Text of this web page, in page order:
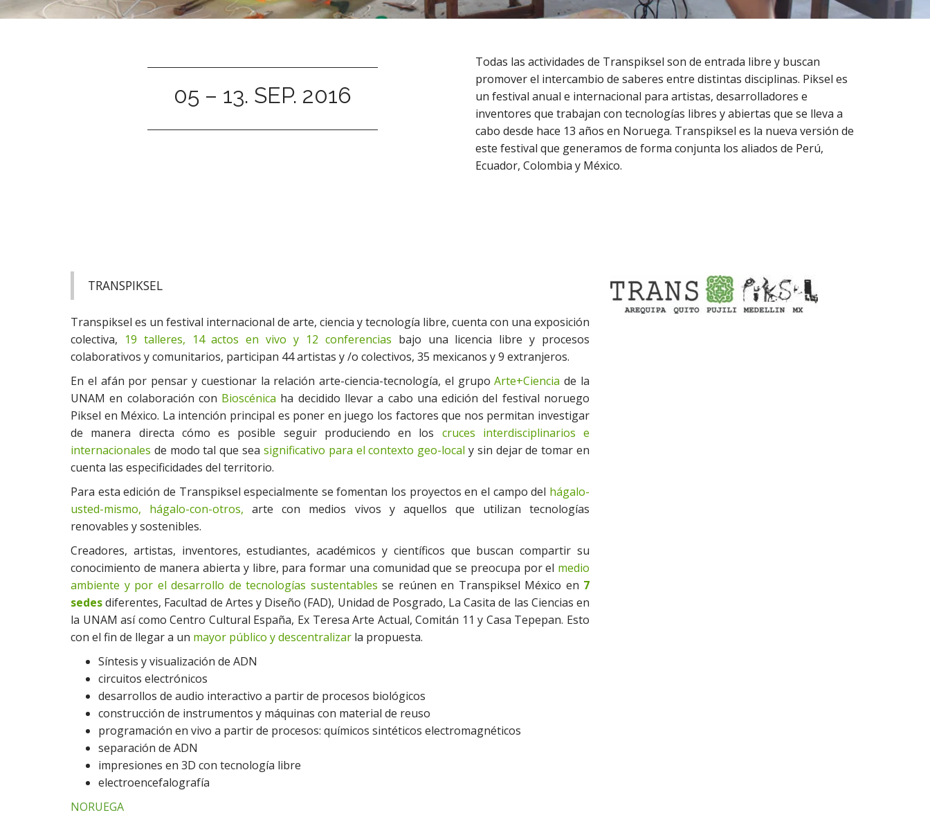
05 – 13. SEP. 2016
Todas las actividades de Transpiksel son de entrada libre y buscan
promover el intercambio de saberes entre distintas disciplinas. Piksel es
un festival anual e internacional para artistas, desarrolladores e
inventores que trabajan con tecnologías libres y abiertas que se lleva a
cabo desde hace 13 años en Noruega. Transpiksel es la nueva versión de
este festival que generamos de forma conjunta los aliados de Perú,
Ecuador, Colombia y México.
TRANSPIKSEL
Transpiksel es un festival internacional de arte, ciencia y tecnología libre, cuenta con una exposición
colectiva, 19 talleres, 14 actos en vivo y 12 conferencias bajo una licencia libre y procesos
colaborativos y comunitarios, participan 44 artistas y /o colectivos, 35 mexicanos y 9 extranjeros.
En el afán por pensar y cuestionar la relación arte-ciencia-tecnología, el grupoArte+Ciencia de la
UNAM en colaboración con Bioscénica ha decidido llevar a cabo una edición del festival noruego
Piksel en México. La intención principal es poner en juego los factores que nos permitan investigar
de manera directa cómo es posible seguir produciendo en los cruces interdisciplinarios e
internacionales de modo tal que sea significativo para el contexto geo-local y sin dejar de tomar en
cuenta las especificidades del territorio.
Para esta edición de Transpiksel especialmente se fomentan los proyectos en el campo del hágalo-
usted-mismo, hágalo-con-otros, arte con medios vivos y aquellos que utilizan tecnologías
renovables y sostenibles.
Creadores, artistas, inventores, estudiantes, académicos y científicos que buscan compartir su
conocimiento de manera abierta y libre, para formar una comunidad que se preocupa por el medio
ambiente y por el desarrollo de tecnologías sustentables se reúnen en Transpiksel México en 7
sedesdiferentes, Facultad de Artes y Diseño (FAD), Unidad de Posgrado, La Casita de las Ciencias en
la UNAM así como Centro Cultural España, Ex Teresa Arte Actual, Comitán 11 y Casa Tepepan. Esto
con el fin de llegar a un mayor público y descentralizar la propuesta.
Síntesis y visualización de ADN
circuitos electrónicos
desarrollos de audio interactivo a partir de procesos biológicos
construcción de instrumentos y máquinas con material de reuso
programación en vivo a partir de procesos: químicos sintéticos electromagnéticos
separación de ADN
impresiones en 3D con tecnología libre
electroencefalografía
NORUEGA